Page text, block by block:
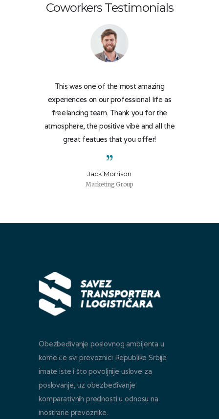
Coworkers Testimonials
This was one of the most amazing
experiences on our professional life as
freelancing team. Thank you for the
atmosphere, the positive vibe and all the
great featues that you offer!
Jack Morrison
Marketing Group
Obezbeđivanje poslovnog ambijenta u
kome će svi prevoznici Republike Srbije
imate iste i što povoljnije uslove za
poslovanje, uz obezbeđivanje
komparativnih prednosti u odnosu na
inostrane prevoznike.